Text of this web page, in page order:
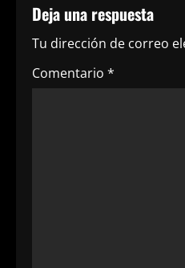
g
a
c
Deja una respuesta
Tu dirección de correo
Comentario *